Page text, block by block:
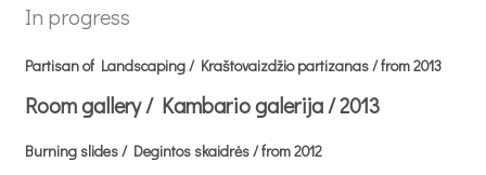
In progress
Partisan of Landscaping / Kraštovaizdžio partizanas / from 2013
Room gallery / Kambario galerija / 2013
Burning slides / Degintos skaidrės / from 2012